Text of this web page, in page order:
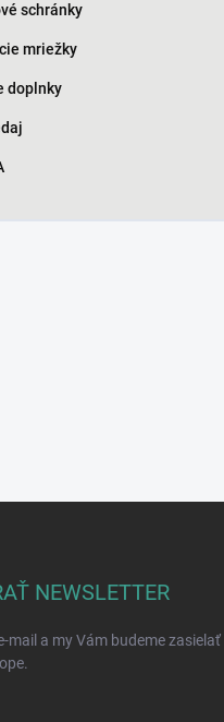
schránky
mriežky
doplnky
NEWSLETTER
mail a my Vám budeme